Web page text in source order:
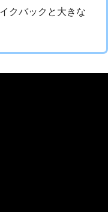
クバックと大きな